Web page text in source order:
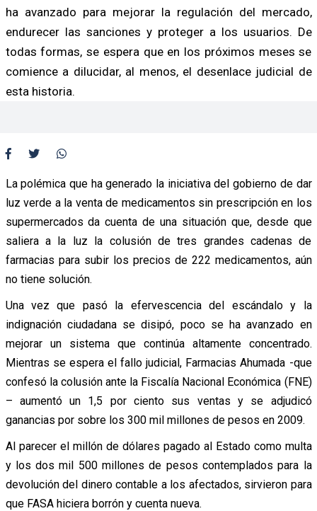
ha avanzado para mejorar la regulación del mercado,
endurecer las sanciones y proteger a los usuarios. De
todas formas, se espera que en los próximos meses se
comience a dilucidar, al menos, el desenlace judicial de
esta historia.
La polémica que ha generado la iniciativa del gobierno de dar
luz verde a la venta de medicamentos sin prescripción en los
supermercados da cuenta de una situación que, desde que
saliera a la luz la colusión de tres grandes cadenas de
farmacias para subir los precios de 222 medicamentos, aún
no tiene solución.
Una vez que pasó la efervescencia del escándalo y la
indignación ciudadana se disipó, poco se ha avanzado en
mejorar un sistema que continúa altamente concentrado.
Mientras se espera el fallo judicial, Farmacias Ahumada -que
confesó la colusión ante la Fiscalía Nacional Económica (FNE)
– aumentó un 1,5 por ciento sus ventas y se adjudicó
ganancias por sobre los 300 mil millones de pesos en 2009.
Al parecer el millón de dólares pagado al Estado como multa
y los dos mil 500 millones de pesos contemplados para la
devolución del dinero contable a los afectados, sirvieron para
que FASA hiciera borrón y cuenta nueva.